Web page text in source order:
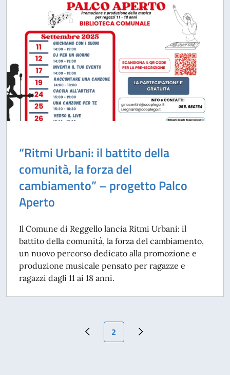
“Ritmi Urbani: il battito della
comunità, la forza del
cambiamento” – progetto Palco
Aperto
Il Comune di Reggello lancia Ritmi Urbani: il
battito della comunità, la forza del cambiamento,
un nuovo percorso dedicato alla promozione e
produzione musicale pensato per ragazze e
ragazzi dagli 11 ai 18 anni.
Pagina precedente
Pagina attuale
2 Pagina successiva